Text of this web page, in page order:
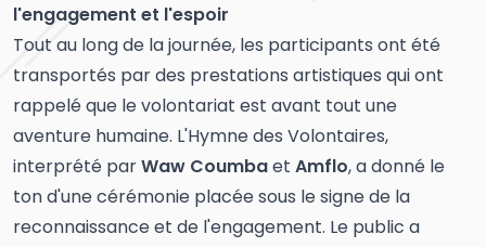
l'engagement et l'espoir
Tout au long de la journée, les participants ont été
transportés par des prestations artistiques qui ont
rappelé que le volontariat est avant tout une
aventure humaine. L'Hymne des Volontaires,
interprété parWaw Coumbaet Amflo, a donné le
ton d'une cérémonie placée sous le signe de la
reconnaissance et de l'engagement. Le public a